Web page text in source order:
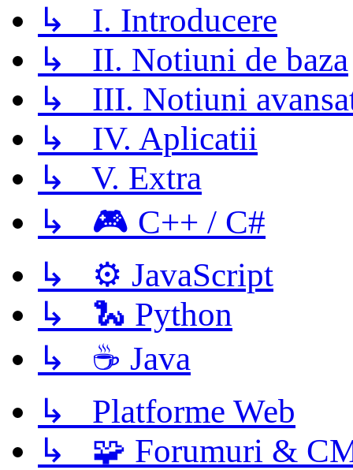
↳ I. Introducere
↳ II. Notiuni de baza
↳ III. Notiuni
↳ IV. Aplicatii
↳ V. Extra
↳ 🎮 C++ / C#
↳ ⚙️ JavaScript
↳ 🐍 Python
↳ ☕ Java
↳ Platforme Web
↳ 🧩 Forumuri &